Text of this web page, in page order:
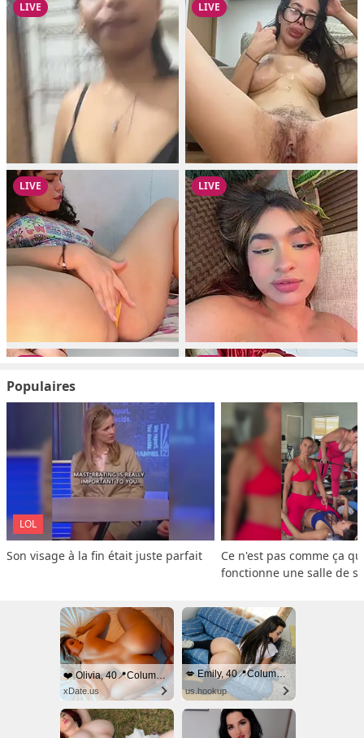
Populaires
LOL
Son visage à la fin était juste parfait
Ce n'est pas comme ça
fonctionne une salle de